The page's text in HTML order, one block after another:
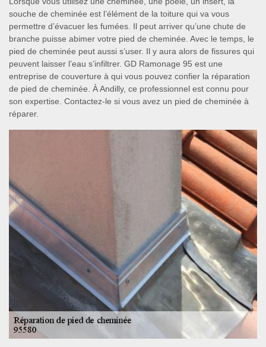
souche de cheminée est l’élément de la toiture qui va vous
permettre d’évacuer les fumées. Il peut arriver qu’une chute de
branche puisse abimer votre pied de cheminée. Avec le temps, le
pied de cheminée peut aussi s’user. Il y aura alors de fissures qui
peuvent laisser l’eau s’infiltrer. GD Ramonage 95 est une
entreprise de couverture à qui vous pouvez confier la réparation
de pied de cheminée. À Andilly, ce professionnel est connu pour
son expertise. Contactez-le si vous avez un pied de cheminée à
réparer.